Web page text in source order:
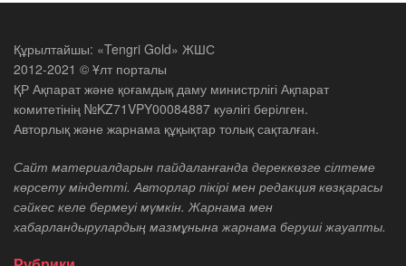
Құрылтайшы: «Tengri Gold» ЖШС
2012-2021 © Ұлт порталы
ҚР Ақпарат және қоғамдық даму министрлігі Ақпарат
комитетінің №KZ71VPY00084887 куәлігі берілген.
Авторлық және жарнама құқықтар толық сақталған.
Сайт материалдарын пайдаланғанда дереккөзге сілтеме
көрсету міндетті. Авторлар пікірі мен редакция көзқарасы
сәйкес келе бермеуі мүмкін. Жарнама мен
хабарландырулардың мазмұнына жарнама беруші жауапты.